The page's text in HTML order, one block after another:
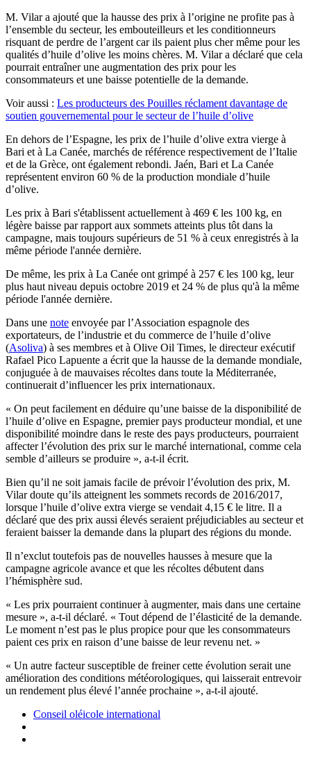
M. Vilar a ajouté que la hausse des prix à l’origine ne profite pas à
l’ensemble du secteur, les embouteilleurs et les conditionneurs
risquant de perdre de l’argent car ils paient plus cher même pour les
qualités d’huile d’olive les moins chères. M. Vilar a déclaré que cela
pourrait entraîner une augmentation des prix pour les
consommateurs et une baisse potentielle de la demande.
Voir aussi : Les producteurs des Pouilles réclament davantage de
soutien gouvernemental pour le secteur de l’huile d’olive
En dehors de l’Espagne, les prix de l’huile d’olive extra vierge à
Bari et à La Canée, marchés de référence respectivement de l’Italie
et de la Grèce, ont également rebondi. Jaén, Bari et La Canée
représentent environ 60 % de la production mondiale d’huile
d’olive.
Les prix à Bari s'établissent actuellement à 469 € les 100 kg, en
légère baisse par rapport aux sommets atteints plus tôt dans la
campagne, mais toujours supérieurs de 51 % à ceux enregistrés à la
même période l'année dernière.
De même, les prix à La Canée ont grimpé à 257 € les 100 kg, leur
plus haut niveau depuis octobre 2019 et 24 % de plus qu'à la même
période l'année dernière.
Dans une note envoyée par l’Association espagnole des
exportateurs, de l’industrie et du commerce de l’huile d’olive
(Asoliva) à ses membres et à Olive Oil Times, le directeur exécutif
Rafael Pico Lapuente a écrit que la hausse de la demande mondiale,
conjuguée à de mauvaises récoltes dans toute la Méditerranée,
continuerait d’influencer les prix internationaux.
« On peut facilement en déduire qu’une baisse de la disponibilité de
l’huile d’olive en Espagne, premier pays producteur mondial, et une
disponibilité moindre dans le reste des pays producteurs, pourraient
affecter l’évolution des prix sur le marché international, comme cela
semble d’ailleurs se produire », a-t-il écrit.
Bien qu’il ne soit jamais facile de prévoir l’évolution des prix, M.
Vilar doute qu’ils atteignent les sommets records de 2016/2017,
lorsque l’huile d’olive extra vierge se vendait 4,15 € le litre. Il a
déclaré que des prix aussi élevés seraient préjudiciables au secteur et
feraient baisser la demande dans la plupart des régions du monde.
Il n’exclut toutefois pas de nouvelles hausses à mesure que la
campagne agricole avance et que les récoltes débutent dans
l’hémisphère sud.
« Les prix pourraient continuer à augmenter, mais dans une certaine
mesure », a-t-il déclaré. « Tout dépend de l’élasticité de la demande.
Le moment n’est pas le plus propice pour que les consommateurs
paient ces prix en raison d’une baisse de leur revenu net. »
« Un autre facteur susceptible de freiner cette évolution serait une
amélioration des conditions météorologiques, qui laisserait entrevoir
un rendement plus élevé l’année prochaine », a-t-il ajouté.
Conseil oléicole international